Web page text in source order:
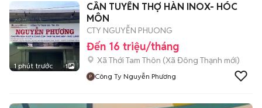
1 phút trước 1
CẦN TUYỂN THỢ HÀN INOX- HÓC
MÔN
CTY NGUYỄN PHUONG
Đến 16 triệu/tháng
Xã Thới Tam Thôn (Xã Đông Thạnh mới)
Công Ty Nguyễn Phương